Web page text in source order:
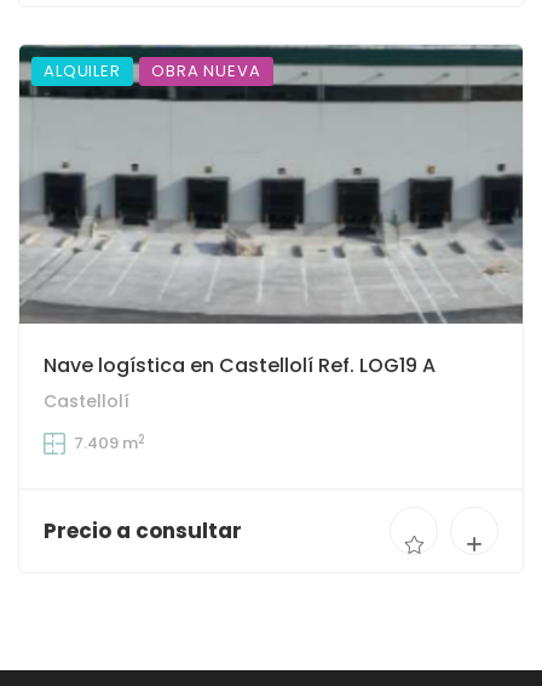
ALQUILER OBRA NUEVA
Nave logística en Castellolí Ref. LOG19 A
Castellolí
7.409 m2
Precio a consultar